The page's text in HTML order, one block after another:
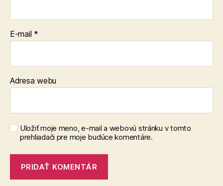
E-mail *
Adresa webu
Uložiť moje meno, e-mail a webovú stránku v tomto
prehliadači pre moje budúce komentáre.